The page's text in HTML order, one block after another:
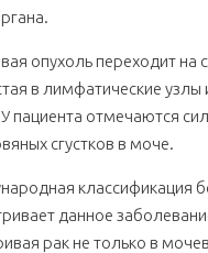
опухоль переходит на
в лимфатические узлы
пациента отмечаются
сгустков в моче.
классификация
данное
рак не только в